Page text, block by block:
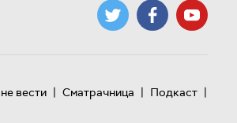
вести | Сматрачница | Подкаст |